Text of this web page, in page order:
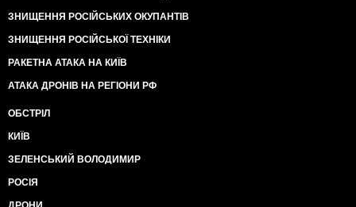
ЗНИЩЕННЯ РОСІЙСЬКИХ ОКУПАНТІВ
ЗНИЩЕННЯ РОСІЙСЬКОЇ ТЕХНІКИ
РАКЕТНА АТАКА НА КИЇВ
АТАКА ДРОНІВ НА РЕГІОНИ РФ
ОБСТРІЛ
КИЇВ
ЗЕЛЕНСЬКИЙ ВОЛОДИМИР
РОСІЯ